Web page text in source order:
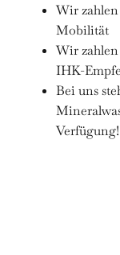
Wir
Mobilität
Wir
IHK-
Bei uns
Verfügung!